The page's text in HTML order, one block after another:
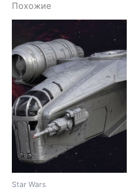
Похожие
Star Wars